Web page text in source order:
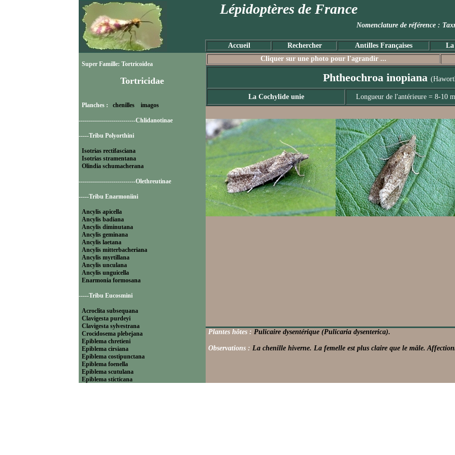
Lépidoptères de France
Nomenclature de référence
Accueil Rechercher Antilles Françaises La
Super Famille: Tortricoidea
Tortricidae
Planches : chenilles imagos
----------------------------Chlidanotinae
-----Tribu Polyorthini
Isotrias rectifasciana
Isotrias stramentana
Olindia schumacherana
----------------------------Olethreutinae
-----Tribu Enarmoniini
Ancylis apicella
Ancylis badiana
Ancylis diminutana
Ancylis geminana
Ancylis laetana
Ancylis mitterbacheriana
Ancylis myrtillana
Ancylis unculana
Ancylis unguicella
Enarmonia formosana
-----Tribu Eucosmini
Acroclita subsequana
Clavigesta purdeyi
Clavigesta sylvestrana
Crocidosema plebejana
Epiblema chretieni
Epiblema cirsiana
Epiblema costipunctana
Epiblema foenella
Epiblema scutulana
Epiblema sticticana
Cliquer sur une photo pour l'agrandir ...
Phtheochroa inopiana
La Cochylide unie Longueur de l'antérieure = 8-10
Plantes hôtes : Pulicaire dysentérique (Pulicaria dysenterica).
Observations : La chenille hiverne. La femelle est plus claire que le mâle.